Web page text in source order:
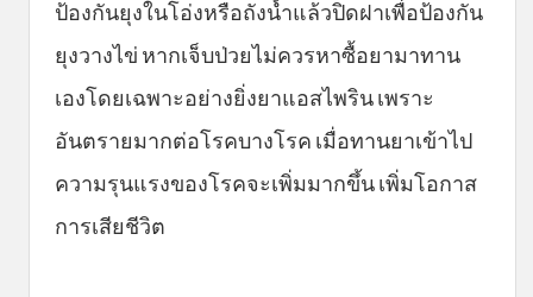
ป้องกันยุงในโอ่งหรือถังน้ำแล้วปิดฝาเพื่อป้องกัน
ยุงวางไข่ หากเจ็บป่วยไม่ควรหาซื้อยามาทาน
เองโดยเฉพาะอย่างยิ่งยาแอสไพริน เพราะ
อันตรายมากต่อโรคบางโรค เมื่อทานยาเข้าไป
ความรุนแรงของโรคจะเพิ่มมากขึ้น เพิ่มโอกาส
การเสียชีวิต